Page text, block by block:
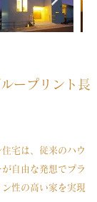
ープリント長
宅は、従来のハウ
自由な発想でプラ
性の高い家を実現